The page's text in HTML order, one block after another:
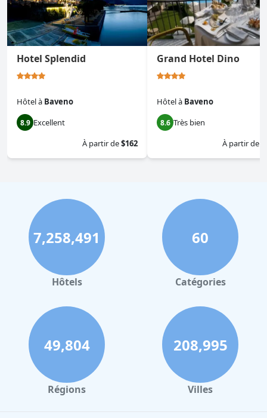
Hotel Splendid
Hôtelà Baveno
8.9 Excellent
À partir de$162
Grand Hotel Dino
Hôtelà Baveno
8.6 Très bien
À partir de
7,258,491
Hôtels
60
Catégories
49,804
Régions
208,995
Villes